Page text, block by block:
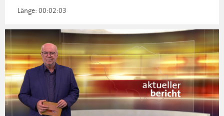
Länge: 00:02:03